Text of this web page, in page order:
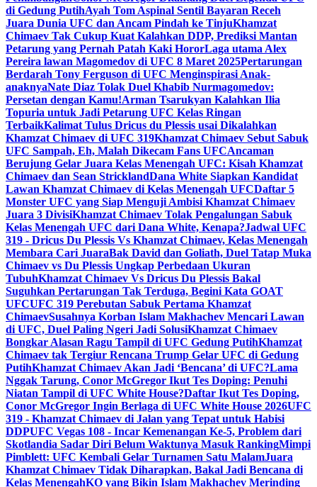
di Gedung PutihAyah Tom Aspinal Sentil Bayaran Receh
Juara Dunia UFC dan Ancam Pindah ke TinjuKhamzat
Chimaev Tak Cukup Kuat Kalahkan DDP, Prediksi Mantan
Petarung yang Pernah Patah Kaki HororLaga utama Alex
Pereira lawan Magomedov di UFC 8 Maret 2025Pertarungan
Berdarah Tony Ferguson di UFC Menginspirasi Anak-
anaknyaNate Diaz Tolak Duel Khabib Nurmagomedov:
Persetan dengan Kamu!Arman Tsarukyan Kalahkan Ilia
Topuria untuk Jadi Petarung UFC Kelas Ringan
TerbaikKalimat Tulus Dricus du Plessis usai Dikalahkan
Khamzat Chimaev di UFC 319Khamzat Chimaev Sebut Sabuk
UFC Sampah, Eh, Malah Dikecam Fans UFCAncaman
Berujung Gelar Juara Kelas Menengah UFC: Kisah Khamzat
Chimaev dan Sean StricklandDana White Siapkan Kandidat
Lawan Khamzat Chimaev di Kelas Menengah UFCDaftar 5
Monster UFC yang Siap Menguji Ambisi Khamzat Chimaev
Juara 3 DivisiKhamzat Chimaev Tolak Pengalungan Sabuk
Kelas Menengah UFC dari Dana White, Kenapa?Jadwal UFC
319 - Dricus Du Plessis Vs Khamzat Chimaev, Kelas Menengah
Membara Cari JuaraBak David dan Goliath, Duel Tatap Muka
Chimaev vs Du Plessis Ungkap Perbedaan Ukuran
TubuhKhamzat Chimaev Vs Dricus Du Plessis Bakal
Suguhkan Pertarungan Tak Terduga, Begini Kata GOAT
UFCUFC 319 Perebutan Sabuk Pertama Khamzat
ChimaevSusahnya Korban Islam Makhachev Mencari Lawan
di UFC, Duel Paling Ngeri Jadi SolusiKhamzat Chimaev
Bongkar Alasan Ragu Tampil di UFC Gedung PutihKhamzat
Chimaev tak Tergiur Rencana Trump Gelar UFC di Gedung
PutihKhamzat Chimaev Akan Jadi ‘Bencana’ di UFC?Lama
Nggak Tarung, Conor McGregor Ikut Tes Doping: Penuhi
Niatan Tampil di UFC White House?Daftar Ikut Tes Doping,
Conor McGregor Ingin Berlaga di UFC White House 2026UFC
319 - Khamzat Chimaev di Jalan yang Tepat untuk Habisi
DDPUFC Vegas 108 - Incar Kemenangan Ke-5, Problem dari
Skotlandia Sadar Diri Belum Waktunya Masuk RankingMimpi
Pimblett: UFC Kembali Gelar Turnamen Satu MalamJuara
Khamzat Chimaev Tidak Diharapkan, Bakal Jadi Bencana di
Kelas MenengahKO yang Bikin Islam Makhachev Merinding